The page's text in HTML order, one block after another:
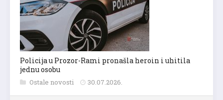
Policija u Prozor-Rami pronašla heroin i uhitila
jednu osobu
Ostale novosti 30.07.2026.